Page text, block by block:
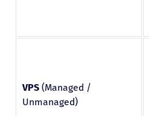
VPS (Managed /
Unmanaged)